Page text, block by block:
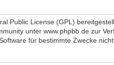
Public License (GPL)
unter www.phpbb.de zur
für bestimmte Zwecke